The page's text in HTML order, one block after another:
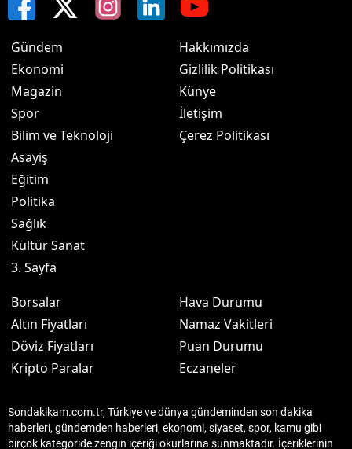
Gündem
Ekonomi
Magazin
Spor
Bilim ve Teknoloji
Asayiş
Eğitim
Politika
Sağlık
Kültür Sanat
3. Sayfa
Hakkımızda
Gizlilik Politikası
Künye
İletişim
Çerez Politikası
Borsalar
Altın Fiyatları
Döviz Fiyatları
Kripto Paralar
Hava Durumu
Namaz Vakitleri
Puan Durumu
Eczaneler
Sondakikam.com.tr, Türkiye ve dünya gündeminden son dakika
haberleri, gündemden haberleri, ekonomi, siyaset, spor, kamu gibi
birçok kategoride zengin içeriği okurlarına sunmaktadır. İçeriklerinin